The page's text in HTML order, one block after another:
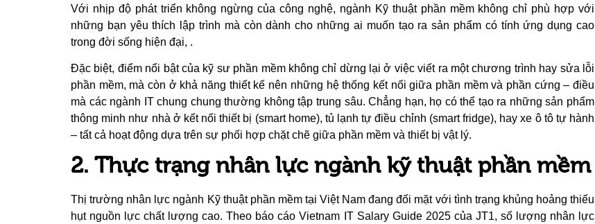
Với nhịp độ phát triển không ngừng của công nghệ, ngành Kỹ thuật phần mềm không chỉ phù hợp với
những bạn yêu thích lập trình mà còn dành cho những ai muốn tạo ra sản phẩm có tính ứng dụng cao
trong đời sống hiện đại, .
Đặc biệt, điểm nổi bật của kỹ sư phần mềm không chỉ dừng lại ở việc viết ra một chương trình hay sửa lỗi
phần mềm, mà còn ở khả năng thiết kế nên những hệ thống kết nối giữa phần mềm và phần cứng – điều
mà các ngành IT chung chung thường không tập trung sâu. Chẳng hạn, họ có thể tạo ra những sản phẩm
thông minh như nhà ở kết nối thiết bị (smart home), tủ lạnh tự điều chỉnh (smart fridge), hay xe ô tô tự hành
– tất cả hoạt động dựa trên sự phối hợp chặt chẽ giữa phần mềm và thiết bị vật lý.
2. Thực trạng nhân lực ngành kỹ thuật phần mềm
Thị trường nhân lực ngành Kỹ thuật phần mềm tại Việt Nam đang đối mặt với tình trạng khủng hoảng thiếu
hụt nguồn lực chất lượng cao. Theo báo cáo Vietnam IT Salary Guide 2025 của JT1, số lượng nhân lực